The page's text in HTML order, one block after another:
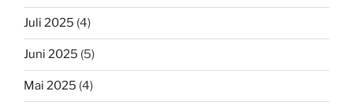
Juli 2025 (4)
Juni 2025 (5)
Mai 2025 (4)